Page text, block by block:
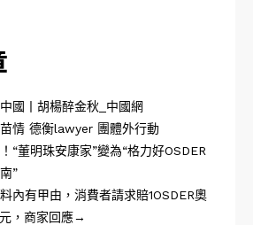
國丨胡楊醉金秋_中國網
情 德衡lawyer 團體外行動
“董明珠安康家”變為“格力好OSDER
”
內有甲由，消費者請求賠1OSDER奧
，商家回應→